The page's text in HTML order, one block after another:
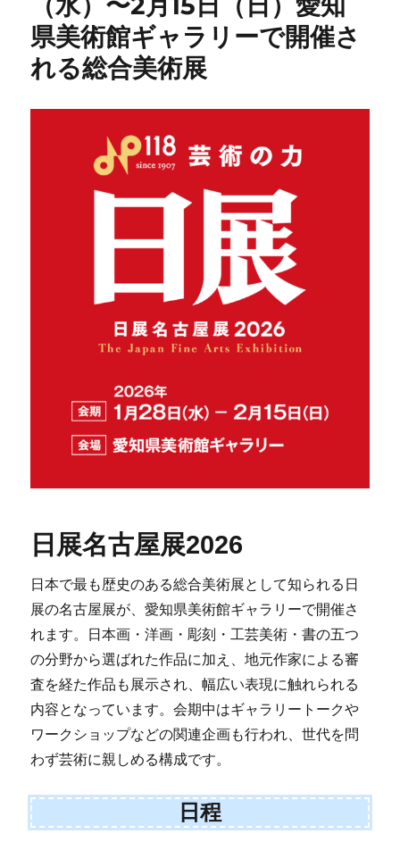
県美術館ギャラリーで開催さ
れる総合美術展
日展名古屋展2026
日本で最も歴史のある総合美術展として知られる日
展の名古屋展が、愛知県美術館ギャラリーで開催さ
れます。日本画・洋画・彫刻・工芸美術・書の五つ
の分野から選ばれた作品に加え、地元作家による審
査を経た作品も展示され、幅広い表現に触れられる
内容となっています。会期中はギャラリートークや
ワークショップなどの関連企画も行われ、世代を問
わず芸術に親しめる構成です。
日程